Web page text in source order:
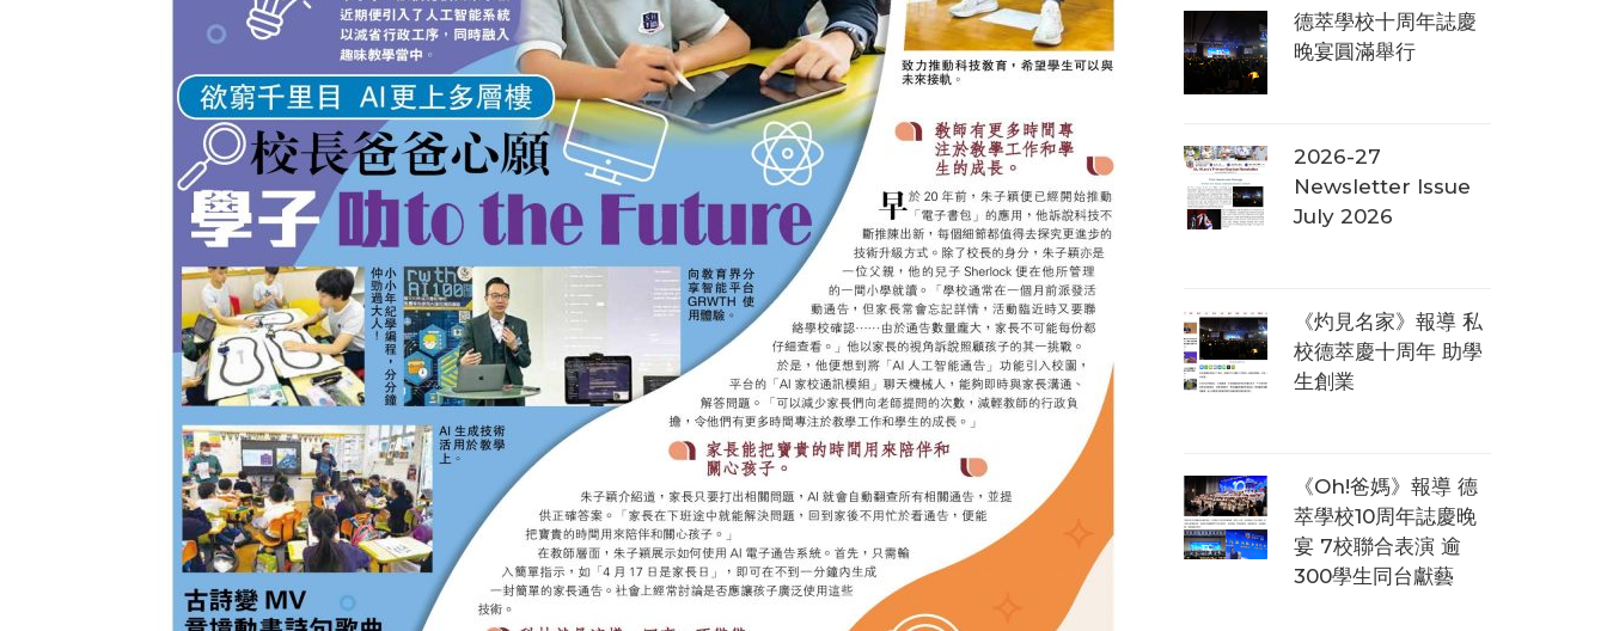
德萃學校十周年誌慶
晚宴圓滿舉行
2026-27
Newsletter Issue
July 2026
《灼見名家》報導 私
校德萃慶十周年 助學
生創業
《Oh!爸媽》報導 德
萃學校10周年誌慶晚
宴 7校聯合表演 逾
300學生同台獻藝